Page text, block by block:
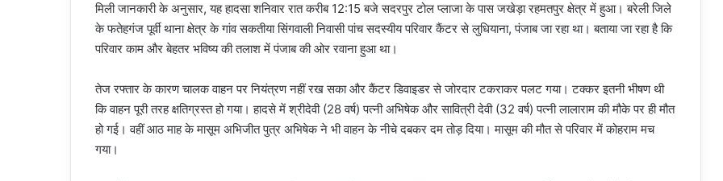
मिली जानकारी के अनुसार, यह हादसा शनिवार रात करीब 12:15 बजे सदरपुर टोल प्लाजा के पास जखेड़ा रहमतपुर क्षेत्र में हुआ। बरेली जिले
के फतेहगंज पूर्वी थाना क्षेत्र के गांव सकतीया सिंगवाली निवासी पांच सदस्यीय परिवार कैंटर से लुधियाना, पंजाब जा रहा था। बताया जा रहा है कि
परिवार काम और बेहतर भविष्य की तलाश में पंजाब की ओर रवाना हुआ था।
तेज रफ्तार के कारण चालक वाहन पर नियंत्रण नहीं रख सका और कैंटर डिवाइडर से जोरदार टकराकर पलट गया। टक्कर इतनी भीषण थी
कि वाहन पूरी तरह क्षतिग्रस्त हो गया। हादसे में श्रीदेवी (28 वर्ष) पत्नी अभिषेक और सावित्री देवी (32 वर्ष) पत्नी लालाराम की मौके पर ही मौत
हो गई। वहीं आठ माह के मासूम अभिजीत पुत्र अभिषेक ने भी वाहन के नीचे दबकर दम तोड़ दिया। मासूम की मौत से परिवार में कोहराम मच
गया।